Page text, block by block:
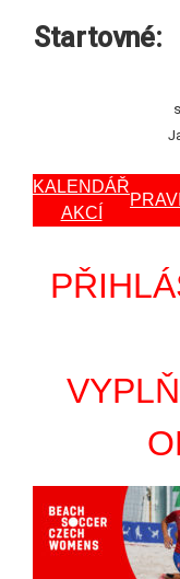
Startovné:
KALENDÁŘ
AKCÍ